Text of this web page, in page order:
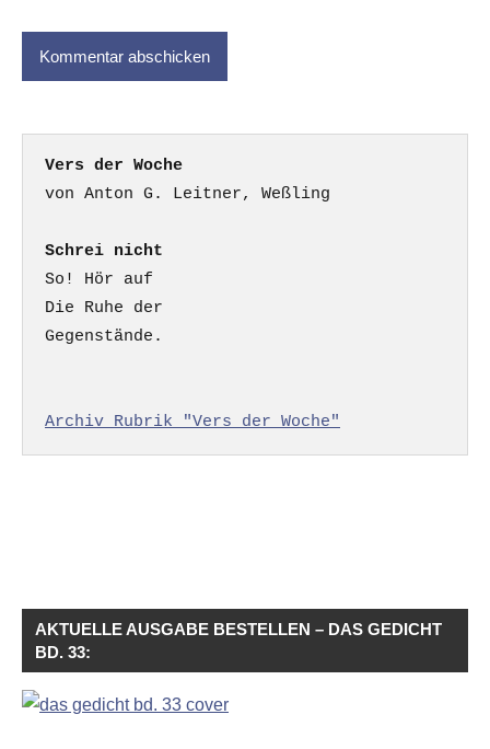
Vers der Woche
Schrei nicht
So! Hör auf
Die Ruhe der
Gegenstände.
Archiv Rubrik "Vers der Woche"
AKTUELLE AUSGABE BESTELLEN – DAS GEDICHT
BD. 33: